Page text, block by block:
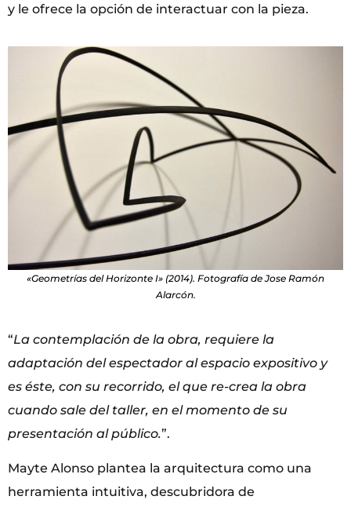
y le ofrece la opción de interactuar con la pieza.
«Geometrías del Horizonte I» (2014). Fotografía de Jose Ramón
Alarcón.
“La contemplación de la obra, requiere la
adaptación del espectador al espacio expositivo y
es éste, con su recorrido, el que re-crea la obra
cuando sale del taller, en el momento de su
presentación al público.”.
Mayte Alonso plantea la arquitectura como una
herramienta intuitiva, descubridora de